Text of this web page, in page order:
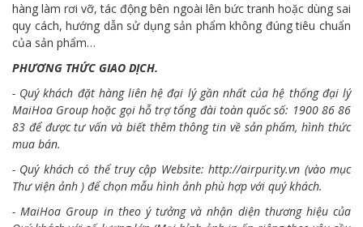
hàng làm rơi vỡ, tác động bên ngoài lên bức tranh hoặc dùng sai
quy cách, hướng dẫn sử dụng sản phẩm không đúng tiêu chuẩn
của sản phẩm…
PHƯƠNG THỨC GIAO DỊCH.
- Quý khách đặt hàng liên hệ đại lý gần nhất của hệ thống đại lý
MaiHoa Group hoặc gọi hỗ trợ tổng đài toàn quốc số: 1900 86 86
83 để được tư vấn và biết thêm thông tin về sản phẩm, hình thức
mua bán.
- Quý khách có thể truy cập Website:http://airpurity.vn (vào mục
Thư viện ảnh ) để chọn mẫu hình ảnh phù hợp với quý khách.
- MaiHoa Group in theo ý tưởng và nhận diện thương hiệu của